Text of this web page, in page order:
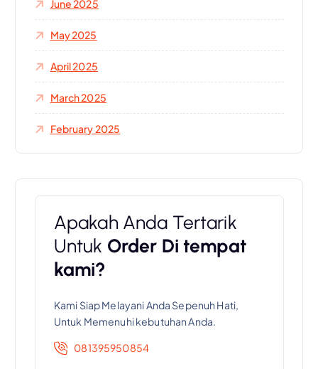
June 2025
May 2025
April 2025
March 2025
February 2025
Apakah Anda Tertarik
Untuk Order Di tempat
kami?
Kami Siap Melayani Anda Sepenuh Hati,
Untuk Memenuhi kebutuhan Anda.
081395950854